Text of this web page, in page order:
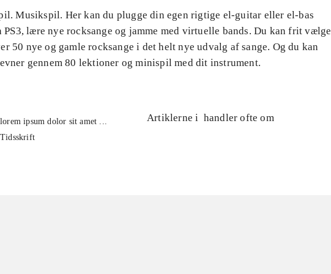
Musikspil. Her kan du plugge din egen rigtige el-guitar eller el-bas
lære nye rocksange og jamme med virtuelle bands. Du kan frit vælge
50 nye og gamle rocksange i det helt nye udvalg af sange. Og du kan
gennem 80 lektioner og minispil med dit instrument.
lorem ipsum dolor sit amet ...
Tidsskrift
Artiklerne i handler ofte om